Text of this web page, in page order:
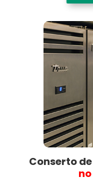
Conserto